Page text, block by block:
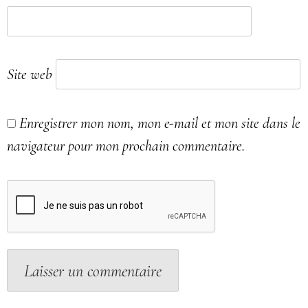
Site web
Enregistrer mon nom, mon e-mail et mon site dans le
navigateur pour mon prochain commentaire.